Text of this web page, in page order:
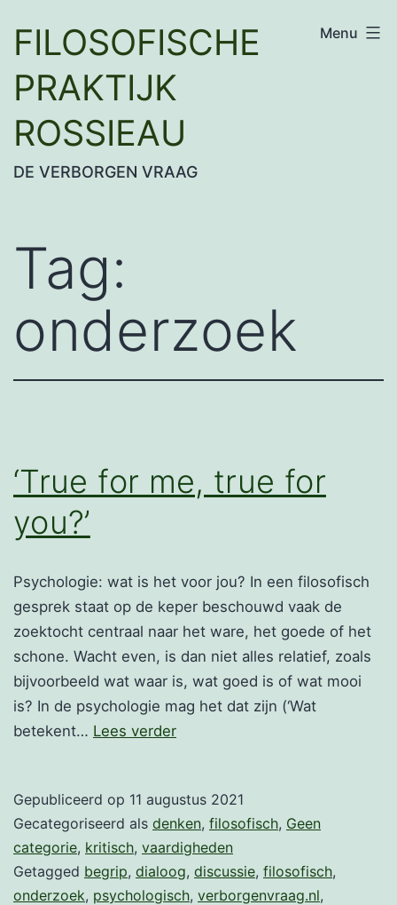
naar
inhoud
FILOSOFISCHE
PRAKTIJK
ROSSIEAU
DE VERBORGEN VRAAG
Menu
Tag:
onderzoek
‘True for me, true for
you?’
Psychologie: wat is het voor jou? In een filosofisch
gesprek staat op de keper beschouwd vaak de
zoektocht centraal naar het ware, het goede of het
schone. Wacht even, is dan niet alles relatief, zoals
bijvoorbeeld wat waar is, wat goed is of wat mooi
is? In de psychologie mag het dat zijn (‘Wat
betekent… Lees verder‘True
true
for
you?’
Gepubliceerd op 11 augustus 2021
Gecategoriseerd als denken, filosofisch, Geen
categorie, kritisch, vaardigheden
Getagged begrip, dialoog, discussie, filosofisch,
onderzoek, psychologisch, verborgenvraag.nl,